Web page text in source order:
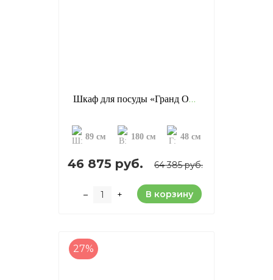
Шкаф для посуды «Гранд ОМД РР», отделка: старение (сосна)
89 см 180 см 48 см
46 875 руб. 64 385 руб.
– + В корзину
27%